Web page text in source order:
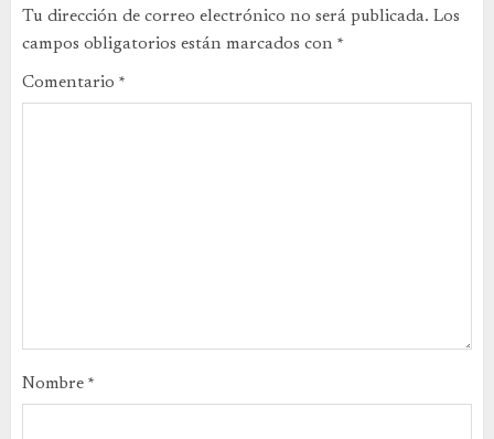
Tu dirección de correo electrónico no será publicada. Los
campos obligatorios están marcados con *
Comentario *
Nombre *